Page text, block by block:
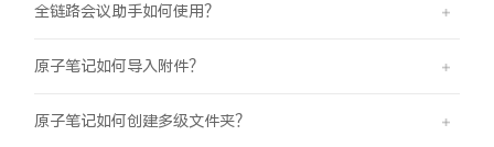
全链路会议助手如何使用？
原子笔记如何导入附件？
原子笔记如何创建多级文件夹？